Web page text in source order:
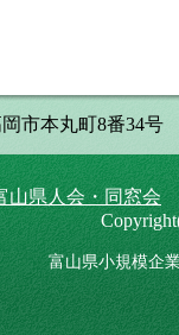
本丸町8番34号
山県人会・同窓会
富山県小規模企